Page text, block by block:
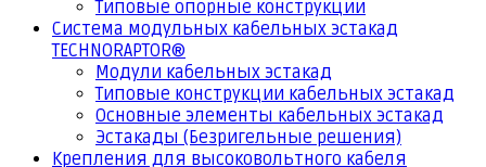
Типовые опорные конструкции
Система модульных кабельных эстакад
TECHNORAPTOR®
Модули кабельных эстакад
Типовые конструкции кабельных эстакад
Основные элементы кабельных эстакад
Эстакады (Безригельные решения)
Крепления для высоковольтного кабеля